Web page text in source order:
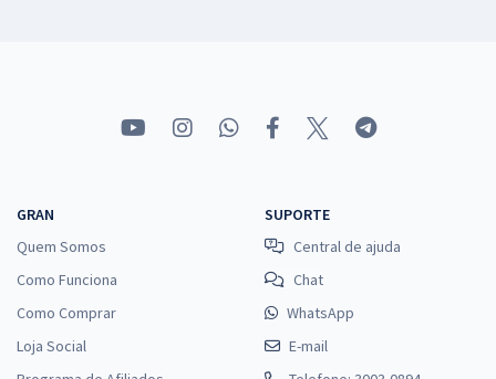
GRAN
Quem Somos
Como Funciona
Como Comprar
Loja Social
SUPORTE
Central de ajuda
Chat
WhatsApp
E-mail